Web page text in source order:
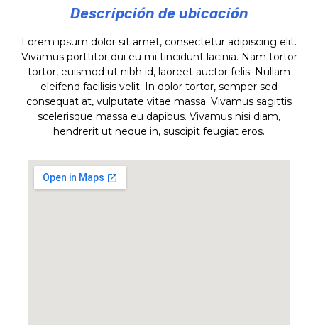
Descripción de ubicación
Lorem ipsum dolor sit amet, consectetur adipiscing elit.
Vivamus porttitor dui eu mi tincidunt lacinia. Nam tortor
tortor, euismod ut nibh id, laoreet auctor felis. Nullam
eleifend facilisis velit. In dolor tortor, semper sed
consequat at, vulputate vitae massa. Vivamus sagittis
scelerisque massa eu dapibus. Vivamus nisi diam,
hendrerit ut neque in, suscipit feugiat eros.